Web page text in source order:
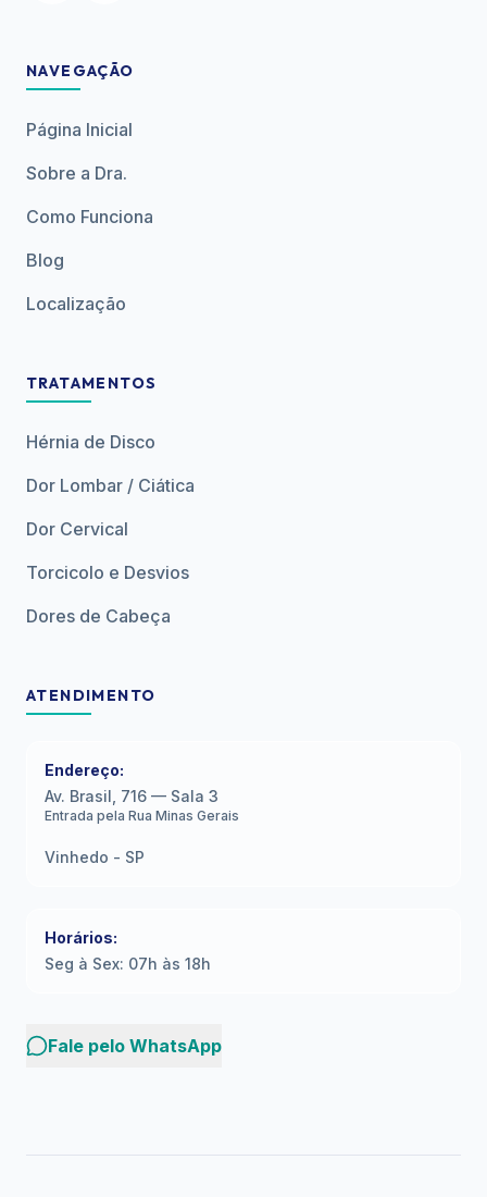
NAVEGAÇÃO
Página Inicial
Sobre a Dra.
Como Funciona
Blog
Localização
TRATAMENTOS
Hérnia de Disco
Dor Lombar / Ciática
Dor Cervical
Torcicolo e Desvios
Dores de Cabeça
ATENDIMENTO
Endereço:
Av. Brasil, 716 — Sala 3
Entrada pela Rua Minas Gerais
Vinhedo - SP
Horários:
Seg à Sex: 07h às 18h
Fale pelo WhatsApp